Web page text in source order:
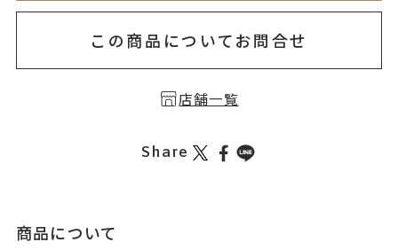
この商品についてお問合せ
店舗一覧
Share
商品について